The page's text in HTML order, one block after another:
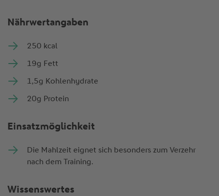
Nährwertangaben
250 kcal
19g Fett
1,5g Kohlenhydrate
20g Protein
Einsatzmöglichkeit
Die Mahlzeit eignet sich besonders zum Verzehr
nach dem Training.
Wissenswertes